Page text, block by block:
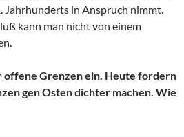
Jahrhunderts in Anspruch nimmt.
kann man nicht von einem
offene Grenzen ein. Heute fordern
gen Osten dichter machen. Wie